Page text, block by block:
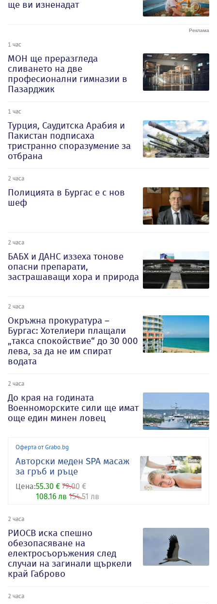
ще ви изненадат
1 час
МОН ще преразгледа
сливането на две
професионални гимназии в
Пазарджик
1 час
Турция, Саудитска Арабия и
Пакистан подписаха
тристранно споразумение за
отбрана
2 часа
Полицията в Бургас е с нов
шеф
2 часа
БАБХ и ДАНС иззеха тонове
опасни препарати,
застрашаващи хора и природа
2 часа
Окръжна прокуратура –
Бургас: Хотелиери плащали
„такса спокойствие“ до 30 000
лева, за да не им спират
водата
2 часа
До края на годината
Военноморските сили ще имат
още един минен ловец
Оферта от Grabo.bg
Авторски меден SPA масаж
за гръб и ръце
Цена:55.30 € 79.00 €
108.16 лв 154.51 лв
2 часа
РИОСВ иска спешно
обезопасяване на
електросъоръжения след
случаи на загинали щъркели
край Габрово
2 часа